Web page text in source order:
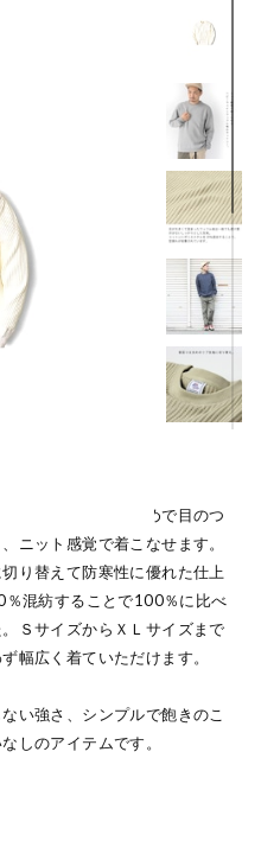
カットソー。大きめで目のつ
ニット感覚で着こなせます。
り替えて防寒性に優れた仕上
混紡することで100％に比べ
ＳサイズからＸＬサイズまで
幅広く着ていただけます。
い強さ、シンプルで飽きのこ
しのアイテムです。